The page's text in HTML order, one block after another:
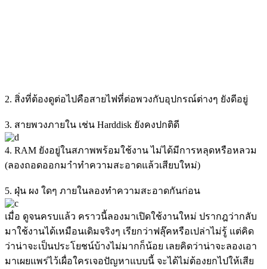
2. สิ่งที่ต้องดูต่อไปคือสายไฟที่ต่อพวงกับอุปกรณ์ต่างๆ ยังดีอยู่
3. สายพวงภายใน เช่น Harddisk ยังคงปกติดี
4. RAM ยังอยู่ในสภาพพร้อมใช้งาน ไม่ได้มีการหลุดหรือหลวม
(ลองถอดออกมาำทำความสะอาดแล้วเสียบใหม่)
5. ฝุ่น ผง ใดๆ ภายในลองทำความสะอาดกันก่อน
เมื่อ ดูจนครบแล้ว คราวนี้ลองมาเปิดใช้งานใหม่ ปรากฎว่ากลับ
มาใช้งานได้เหมือนเดิมจริงๆ เรียกว่าฟลุ๊คหรือเปล่าไม่รู้ แต่คิด
ว่าน่าจะเป็นประโยชน์บ้างไม่มากก็น้อย เลยคิดว่าน่าจะลองเอา
มาเผยแพร่ไว้เผื่อใครเจอปัญหาแบบนี้ จะได้ไม่ต้องยกไปให้เสีย